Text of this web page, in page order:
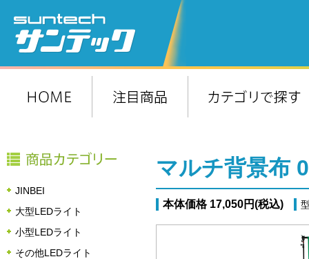
マルチ背景布
本体価格 17,050円(税込)
JINBEI
大型LEDライト
小型LEDライト
その他LEDライト